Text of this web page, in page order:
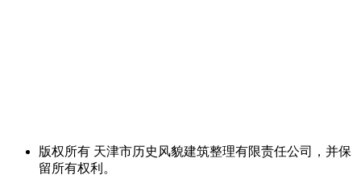
版权所有 天津市历史风貌建筑整理有限责任公司，并保
留所有权利。